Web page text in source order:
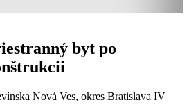
byt po
Nová Ves, okres Bratislava IV